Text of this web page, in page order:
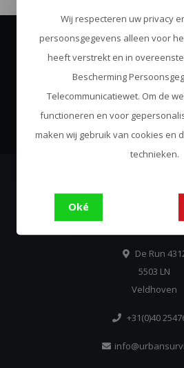
Abonneer je op
Blijf op de hoogte over
Urban
Always Come
De Run
5503 LN
Veldhoven
+31(0)40
Wij respecteren uw privacy
persoonsgegevens alleen voor
heeft verstrekt en in
Bescherming
Telecommunicatiewet. Om de
functioneren en voor
maken wij gebruik van cookies en
technieken.
Oké